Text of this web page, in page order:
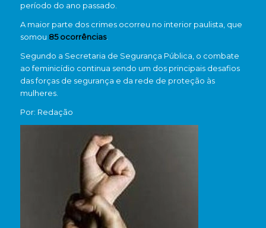
período do ano passado.
A maior parte dos crimes ocorreu no interior paulista, que
somou 85 ocorrências.
Segundo a Secretaria de Segurança Pública, o combate
ao feminicídio continua sendo um dos principais desafios
das forças de segurança e da rede de proteção às
mulheres.
Por: Redação